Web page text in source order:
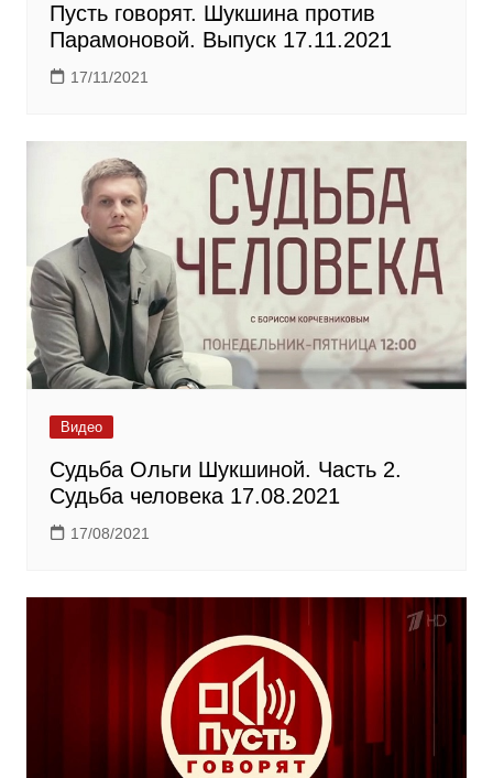
Пусть говорят. Шукшина против
Парамоновой. Выпуск 17.11.2021
17/11/2021
Видео
Судьба Ольги Шукшиной. Часть 2.
Судьба человека 17.08.2021
17/08/2021